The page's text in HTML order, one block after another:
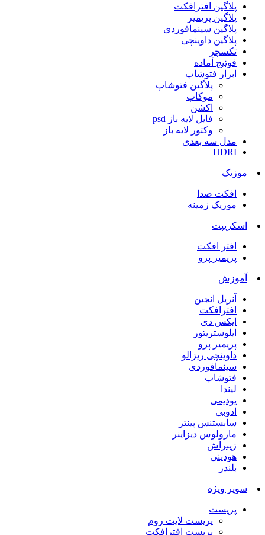
پلاگین افترافکت
پلاگین پریمیر
پلاگین سینمافوردی
پلاگین داوینچی
تکسچر
فوتیج آماده
ابزار فتوشاپ
پلاگین فتوشاپ
موکاپ
اکشن
فایل لایه باز psd
وکتور لایه باز
مدل سه بعدی
HDRI
موزیک
افکت صدا
موزیک زمینه
اسکریپت
افتر افکت
پریمیر پرو
آموزش
آنریل انجین
افترافکت
ایکس دی
ایلوستریتور
پریمیر پرو
داوینچی ریزالو
سینمافوردی
فتوشاپ
لیندا
یودیمی
ادوبی
سابستنس پینتر
مارولوس دیزاینر
زیبراش
هودینی
بلندر
سوپر ویژه
پریست
پریست لایت روم
پریست افترافکت